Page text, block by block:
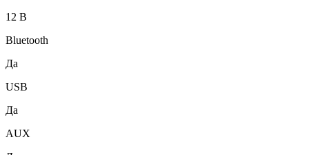
12 В
Bluetooth
Да
USB
Да
AUX